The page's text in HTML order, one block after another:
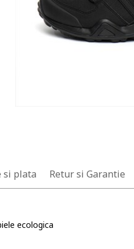
si plata Retur si Garantie
ecologica